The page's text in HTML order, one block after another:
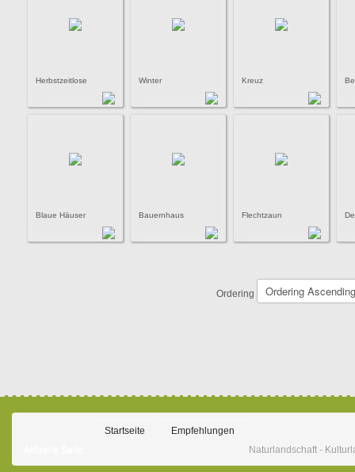
Herbstzeitlose Winter Kreuz
Blaue Häuser Bauernhaus Flechtzaun
Ordering
Startseite
Empfehlungen
Naturlandschaft -